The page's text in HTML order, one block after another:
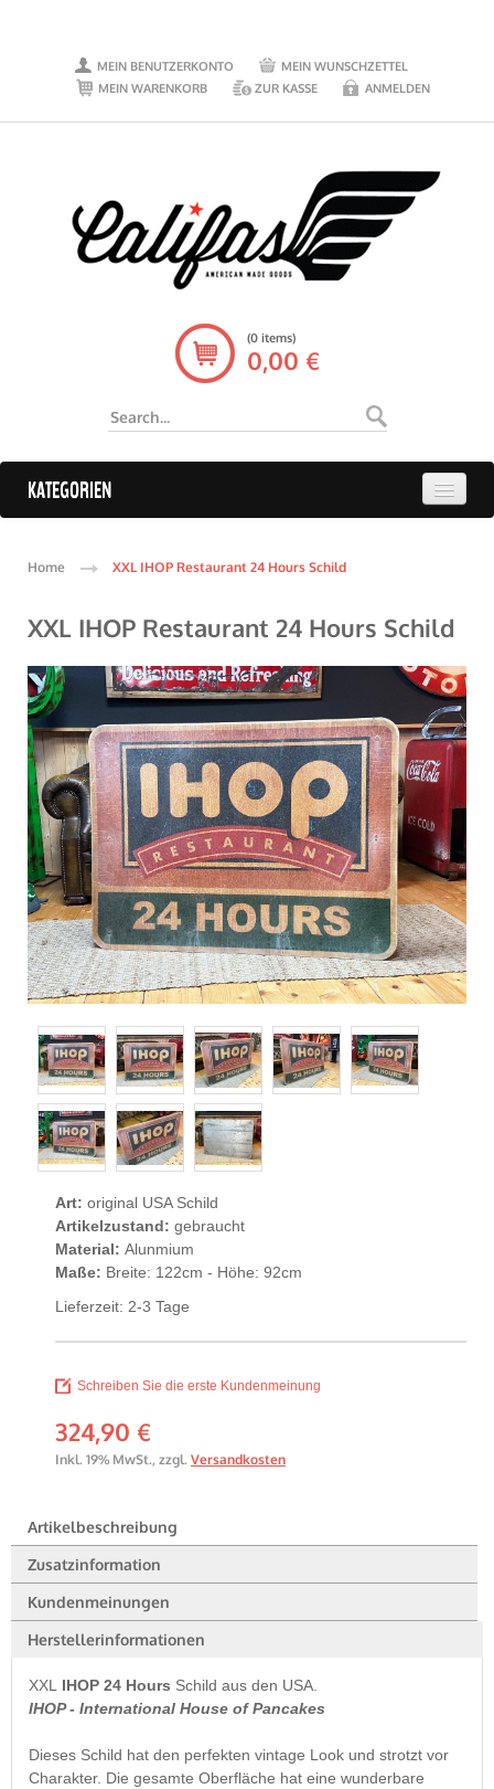
MEIN BENUTZERKONTO
MEIN WUNSCHZETTEL
MEIN WARENKORB
ZUR KASSE ANMELDEN
(0 items)
0,00 €
KATEGORIEN
Home XXL IHOP Restaurant 24 Hours Schild
XXL IHOP Restaurant 24 Hours Schild
Art: original USA Schild
Artikelzustand: gebraucht
Material: Alunmium
Maße: Breite: 122cm - Höhe: 92cm
Lieferzeit: 2-3 Tage
Schreiben Sie die erste Kundenmeinung
324,90 €
Inkl. 19% MwSt., zzgl. Versandkosten
Artikelbeschreibung
Zusatzinformation
Kundenmeinungen
Herstellerinformationen
XXL IHOP 24 Hours Schild aus den USA.
IHOP - International House of Pancakes
Dieses Schild hat den perfekten vintage Look und strotzt vor
Charakter. Die gesamte Oberfläche hat eine wunderbare